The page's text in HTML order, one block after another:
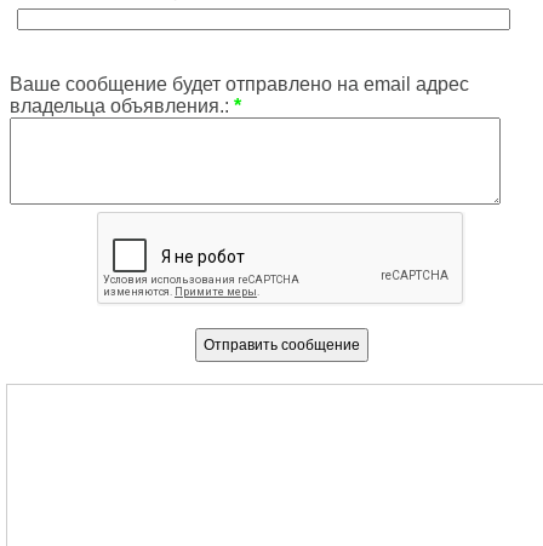
Ваше сообщение будет отправлено на email адрес
владельца объявления.: *